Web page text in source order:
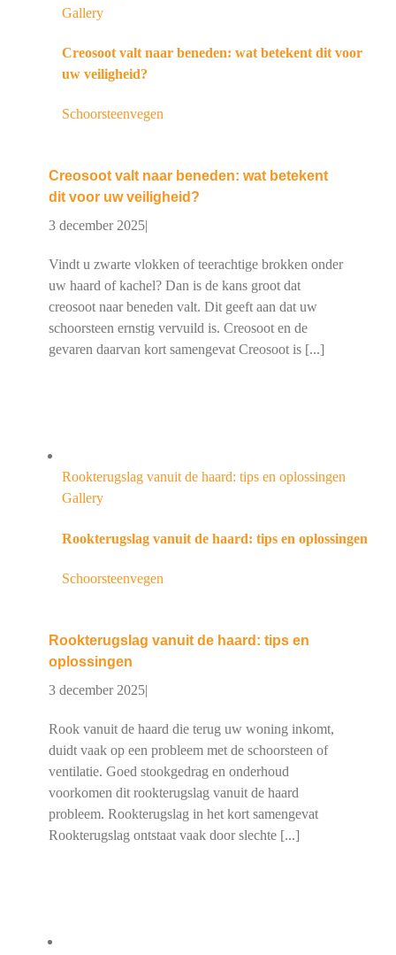
Gallery
Creosoot valt naar beneden: wat betekent dit voor
uw veiligheid?
Schoorsteenvegen
Creosoot valt naar beneden: wat betekent
dit voor uw veiligheid?
3 december 2025|
Vindt u zwarte vlokken of teerachtige brokken onder
uw haard of kachel? Dan is de kans groot dat
creosoot naar beneden valt. Dit geeft aan dat uw
schoorsteen ernstig vervuild is. Creosoot en de
gevaren daarvan kort samengevat Creosoot is [...]
Rookterugslag vanuit de haard: tips en oplossingen
Gallery
Rookterugslag vanuit de haard: tips en oplossingen
Schoorsteenvegen
Rookterugslag vanuit de haard: tips en
oplossingen
3 december 2025|
Rook vanuit de haard die terug uw woning inkomt,
duidt vaak op een probleem met de schoorsteen of
ventilatie. Goed stookgedrag en onderhoud
voorkomen dit rookterugslag vanuit de haard
probleem. Rookterugslag in het kort samengevat
Rookterugslag ontstaat vaak door slechte [...]